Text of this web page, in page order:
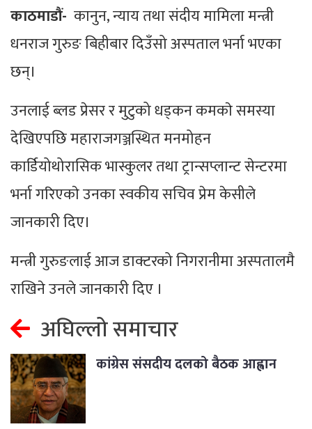
काठमाडौं- कानुन, न्याय तथा संदीय मामिला मन्त्री
धनराज गुरुङ बिहीबार दिउँसो अस्पताल भर्ना भएका
छन्।
उनलाई ब्लड प्रेसर र मुटुको धड्कन कमकाे समस्या
देखिएपछि महाराजगञ्जस्थित मनमोहन
कार्डियोथोरासिक भास्कुलर तथा ट्रान्सप्लान्ट सेन्टरमा
भर्ना गरिएकाे उनका स्वकीय सचिव प्रेम केसीले
जानकारी दिए।
मन्त्री गुरुङलाई आज डाक्टरको निगरानीमा अस्पतालमै
राखिने उनले जानकारी दिए ।
अघिल्लो समाचार
कांग्रेस संसदीय दलको बैठक आह्वान